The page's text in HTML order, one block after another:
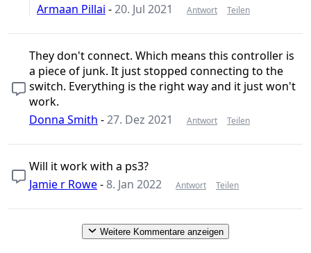
Armaan Pillai -20. Jul 2021 Antwort Teilen
They don't connect. Which means this controller is
a piece of junk. It just stopped connecting to the
switch. Everything is the right way and it just won't
work.
Donna Smith -27. Dez 2021 Antwort Teilen
Will it work with a ps3?
Jamie r Rowe-8. Jan 2022 Antwort Teilen
Weitere Kommentare anzeigen